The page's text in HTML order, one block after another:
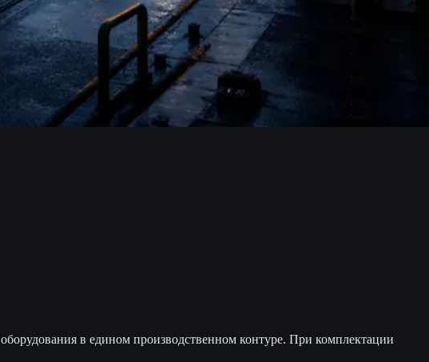
в едином производственном контуре. При комплектации